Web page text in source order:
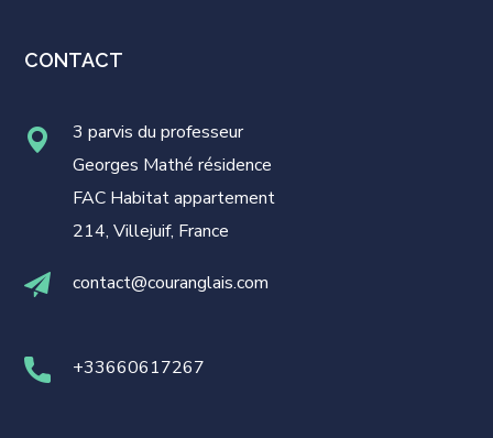
CONTACT
3 parvis du professeur
Georges Mathé résidence
FAC Habitat appartement
214, Villejuif, France
contact@couranglais.com
+33660617267